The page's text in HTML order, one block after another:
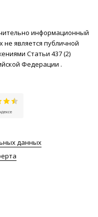
информационный
не является публичной
Статьи 437 (2)
Федерации .
данных